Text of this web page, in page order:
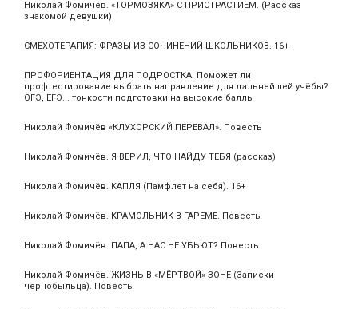
Николай Фомичёв. «ТОРМОЗЯКА» С ПРИСТРАСТИЕМ. (Рассказ
знакомой девушки)
СМЕХОТЕРАПИЯ: ФРАЗЫ ИЗ СОЧИНЕНИЙ ШКОЛЬНИКОВ. 16+
ПРОФОРИЕНТАЦИЯ ДЛЯ ПОДРОСТКА. Поможет ли
профтестирование выбрать направление для дальнейшей учёбы?
ОГЭ, ЕГЭ... тонкости подготовки на высокие баллы
Николай Фомичёв «КЛУХОРСКИЙ ПЕРЕВАЛ». Повесть
Николай Фомичёв. Я ВЕРИЛ, ЧТО НАЙДУ ТЕБЯ (рассказ)
Николай Фомичёв. КАПЛЯ (Памфлет на себя). 16+
Николай Фомичёв. КРАМОЛЬНИК В ГАРЕМЕ. Повесть
Николай Фомичёв. ПАПА, А НАС НЕ УБЬЮТ? Повесть
Николай Фомичёв. ЖИЗНЬ В «МЁРТВОЙ» ЗОНЕ (Записки
чернобыльца). Повесть